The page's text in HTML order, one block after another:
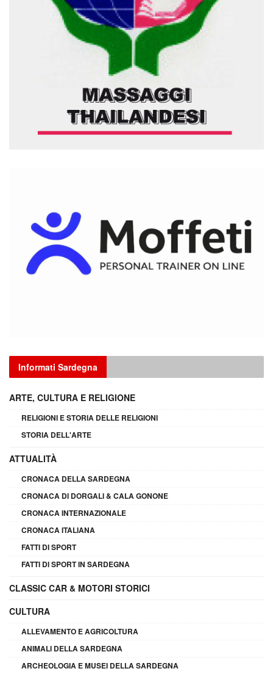
Informati Sardegna
ARTE, CULTURA E RELIGIONE
RELIGIONI E STORIA DELLE RELIGIONI
STORIA DELL'ARTE
ATTUALITÀ
CRONACA DELLA SARDEGNA
CRONACA DI DORGALI & CALA GONONE
CRONACA INTERNAZIONALE
CRONACA ITALIANA
FATTI DI SPORT
FATTI DI SPORT IN SARDEGNA
CLASSIC CAR & MOTORI STORICI
CULTURA
ALLEVAMENTO E AGRICOLTURA
ANIMALI DELLA SARDEGNA
ARCHEOLOGIA E MUSEI DELLA SARDEGNA